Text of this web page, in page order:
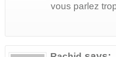
vous parlez